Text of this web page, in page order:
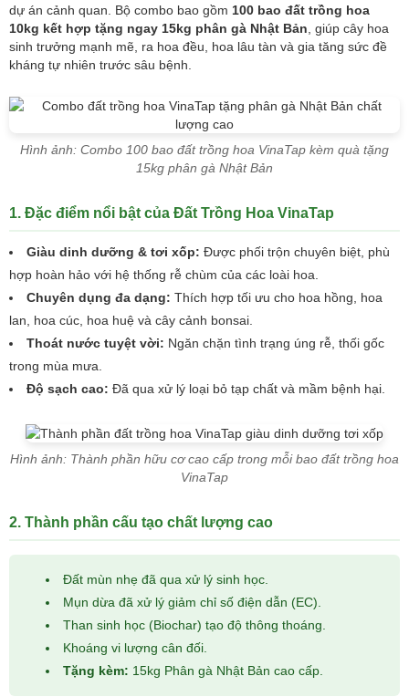
dự án cảnh quan. Bộ combo bao gồm 100 bao đất trồng hoa
10kg kết hợp tặng ngay 15kg phân gà Nhật Bản , giúp cây hoa
sinh trưởng mạnh mẽ, ra hoa đều, hoa lâu tàn và gia tăng sức đề
kháng tự nhiên trước sâu bệnh.
Hình ảnh: Combo 100 bao đất trồng hoa VinaTap kèm quà tặng
15kg phân gà Nhật Bản
1. Đặc điểm nổi bật của Đất Trồng Hoa VinaTap
Giàu dinh dưỡng & tơi xốp: Được phối trộn chuyên biệt, phù
hợp hoàn hảo với hệ thống rễ chùm của các loài hoa.
Chuyên dụng đa dạng: Thích hợp tối ưu cho hoa hồng, hoa
lan, hoa cúc, hoa huệ và cây cảnh bonsai.
Thoát nước tuyệt vời: Ngăn chặn tình trạng úng rễ, thối gốc
trong mùa mưa.
Độ sạch cao: Đã qua xử lý loại bỏ tạp chất và mầm bệnh hại.
Hình ảnh: Thành phần hữu cơ cao cấp trong mỗi bao đất trồng hoa
VinaTap
2. Thành phần cấu tạo chất lượng cao
Đất mùn nhẹ đã qua xử lý sinh học.
Mụn dừa đã xử lý giảm chỉ số điện dẫn (EC).
Than sinh học (Biochar) tạo độ thông thoáng.
Khoáng vi lượng cân đối.
Tặng kèm: 15kg Phân gà Nhật Bản cao cấp.